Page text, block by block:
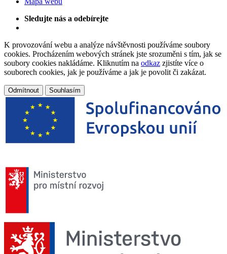
Sledujte nás a odebírejte
K provozování webu a analýze návštěvnosti používáme soubory
cookies. Procházením webových stránek jste srozuměni s tím, jak se
soubory cookies nakládáme. Kliknutím na odkaz zjistíte více o
souborech cookies, jak je používáme a jak je povolit či zakázat.
Odmítnout Souhlasím